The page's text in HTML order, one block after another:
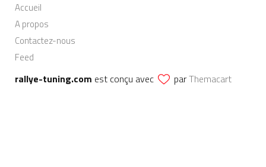
Accueil
A propos
Contactez-nous
Feed
rallye-tuning.com est conçu avec parThemacart